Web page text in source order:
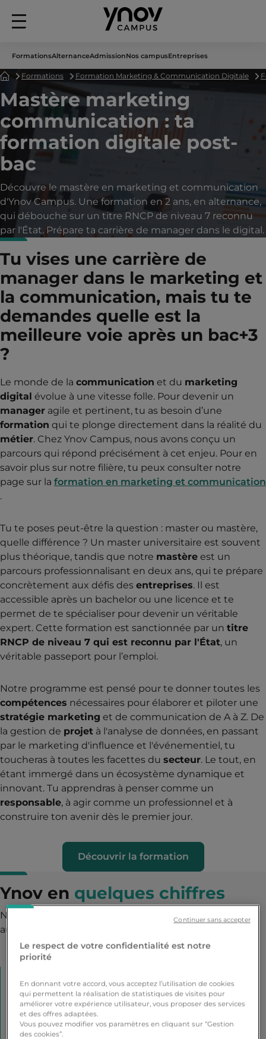
Menu
FormationsAlternanceAdmissionNos campusEntreprises
AccueilFormations Formation Marketing & Communication Digitale
Mastère marketing
communication : ta
formation digitale post-
bac
Découvre le mastère en marketing et communication
d'Ynov Campus. Une formation en 2 ans, en alternance,
qui débouche sur un titre RNCP de niveau 7 reconnu
par l'État. Prépare ta carrière de manager dans le digital.
Tu vises une carrière de
manager dans le marketing et
la communication, mais tu te
demandes quelle est la
meilleure voie après un bac+3
?
Le monde de la communication et du marketing
digital évolue à une vitesse folle. Pour devenir un
manager agile et pertinent, tu as besoin d’une
formation qui te plonge directement dans la réalité du
métier. Chez Ynov Campus, nous avons conçu un
parcours qui répond précisément à cet enjeu. Pour en
savoir plus sur notre filière, tu peux consulter notre
page sur la formation en marketing et communication
.
Tu te poses peut-être la question : master ou mastère,
quelle différence ? Un master universitaire est souvent
plus théorique, tandis que notre mastère est un
parcours professionnalisant en deux ans, qui te prépare
concrètement aux défis des entreprises. Il est
accessible après un bachelor ou une licence et te
permet de te spécialiser pour devenir un véritable
expert. Cette formation est sanctionnée par un titre
RNCP de niveau 7 qui est reconnu par l'État, un
véritable passeport pour l’emploi.
Notre programme est pensé pour te donner toutes les
compétences nécessaires pour élaborer et piloter une
stratégie marketing et de communication de A à Z. De
la gestion de projet à l'analyse de données, en passant
par le marketing d'influence et l'événementiel, tu
toucheras à toutes les facettes du secteur. Le tout, en
étant immergé dans un écosystème dynamique et
innovant. Tu apprendras à penser comme un
responsable, à agir comme un professionnel et à
construire ton avenir dès le premier jour.
Découvrir la formation
Ynov en quelques chiffres
Notre ambition, former nos étudiants pour répondre
aux besoins du marché et des entreprises.
programmes
Bachelors - Mastères -
Centre de préparation BTS -
Formations métiers
étudiants
formés chaque année
Le respect de votre confidentialité est notre
priorité
En donnant votre accord, vous acceptez l’utilisation de cookies
qui permettent la réalisation de statistiques de visites pour
améliorer votre expérience utilisateur, vous proposer des services
et des offres adaptées.
Vous pouvez modifier vos paramètres en cliquant sur “Gestion
des cookies”.
Continuer sans accepter